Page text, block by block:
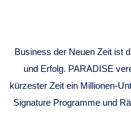
Business der Neuen Zeit ist
und Erfolg. PARADISE
kürzester Zeit ein Millionen-
Signature Programme und